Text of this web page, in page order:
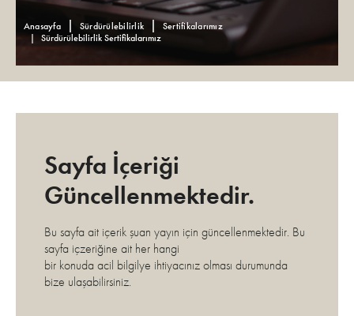
Anasayfa Sürdürülebilirlik
Sertifikalarımız
Sürdürülebilirlik Sertifikalarımız
Sayfa İçeriği
Güncellenmektedir.
Bu sayfa ait içerik şuan yayın için güncellenmektedir. Bu
sayfa içzeriğine ait her hangi
bir konuda acil bilgilye ihtiyacınız olması durumunda
bize ulaşabilirsiniz.